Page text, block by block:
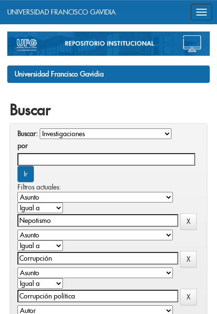
navigation
UNIVERSIDAD FRANCISCO GAVIDIA
Universidad Francisco Gavidia
Buscar
Buscar:
por
Filtros actuales: